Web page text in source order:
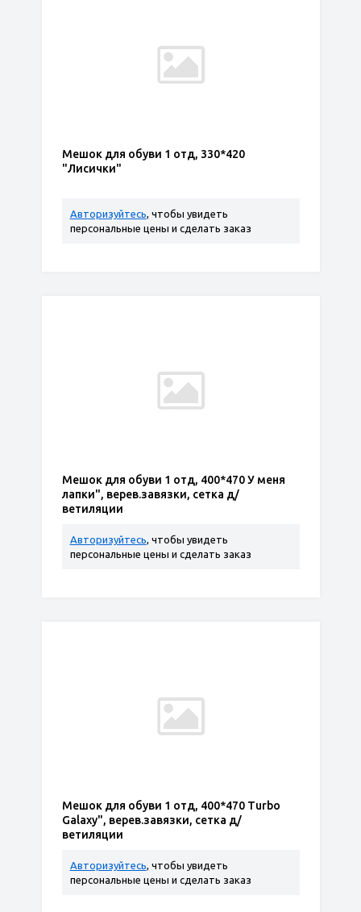
Мешок для обуви 1 отд, 330*420
"Лисички"
Авторизуйтесь, чтобы увидеть
персональные цены и сделать заказ
Мешок для обуви 1 отд, 400*470 У меня
лапки", верев.завязки, сетка д/
ветиляции
Авторизуйтесь, чтобы увидеть
персональные цены и сделать заказ
Мешок для обуви 1 отд, 400*470 Turbo
Galaxy", верев.завязки, сетка д/
ветиляции
Авторизуйтесь, чтобы увидеть
персональные цены и сделать заказ